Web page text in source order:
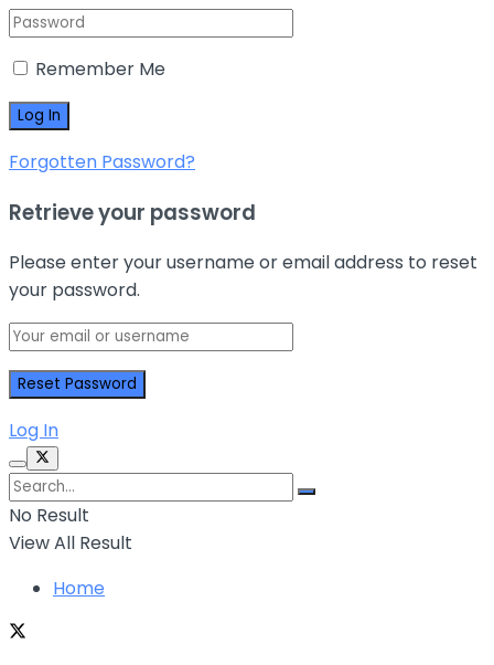
Remember Me
Forgotten Password?
Retrieve your password
Please enter your username or email address to reset
your password.
Log In
No Result
View All Result
Home